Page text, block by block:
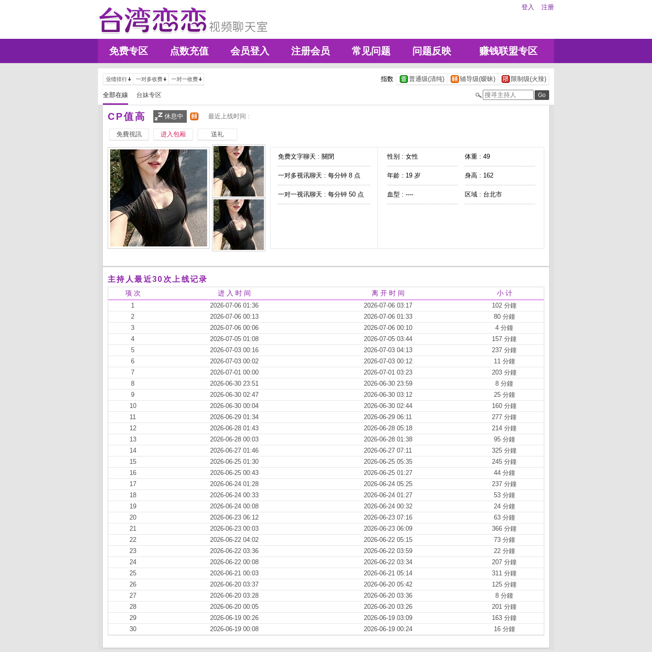
登入 注册
免费专区 点数充值 会员登入 注册会员 常见问题 问题反映 赚钱联盟专区
业绩排行 一对多收费 一对一收费 指数 普通级(清纯) 辅导级(暧昧) 限制级(火辣)
全部在線 台妹专区
CP值高 休息中 最近上线时间 :
免費視訊 进入包厢 送礼
免费文字聊天 : 關閉
一对多视讯聊天 : 每分钟 8 点
一对一视讯聊天 : 每分钟 50 点
性别 : 女性 体重 : 49
年龄 : 19 岁 身高 : 162
血型 : ---- 区域 : 台北市
主持人最近30次上线记录
项 次 进 入 时 间 离 开 时 间 小 计
1 2026-07-06 01:36 2026-07-06 03:17
102 分鐘
2
2026-07-06 00:13 2026-07-06 01:33
80 分鐘
3
2026-07-06 00:06 2026-07-06 00:10
4 分鐘
4
2026-07-05 01:08 2026-07-05 03:44
157 分鐘
5
2026-07-03 00:16 2026-07-03 04:13
237 分鐘
6
2026-07-03 00:02 2026-07-03 00:12
11 分鐘
7
2026-07-01 00:00 2026-07-01 03:23
203 分鐘
8
2026-06-30 23:51 2026-06-30 23:59
8 分鐘
9
2026-06-30 02:47 2026-06-30 03:12
25 分鐘
10
2026-06-30 00:04 2026-06-30 02:44
160 分鐘
11
2026-06-29 01:34 2026-06-29 06:11
277 分鐘
12
2026-06-28 01:43 2026-06-28 05:18
214 分鐘
13
2026-06-28 00:03 2026-06-28 01:38
95 分鐘
14
2026-06-27 01:46 2026-06-27 07:11
325 分鐘
15
2026-06-25 01:30 2026-06-25 05:35
245 分鐘
16
2026-06-25 00:43 2026-06-25 01:27
44 分鐘
17
2026-06-24 01:28 2026-06-24 05:25
237 分鐘
18
2026-06-24 00:33 2026-06-24 01:27
53 分鐘
19
2026-06-24 00:08 2026-06-24 00:32
24 分鐘
20
2026-06-23 06:12 2026-06-23 07:16
63 分鐘
21
2026-06-23 00:03 2026-06-23 06:09
366 分鐘
22
2026-06-22 04:02 2026-06-22 05:15
73 分鐘
23
2026-06-22 03:36 2026-06-22 03:59
22 分鐘
24
2026-06-22 00:08 2026-06-22 03:34
207 分鐘
25
2026-06-21 00:03 2026-06-21 05:14
311 分鐘
26
2026-06-20 03:37 2026-06-20 05:42
125 分鐘
27
2026-06-20 03:28 2026-06-20 03:36
8 分鐘
28
2026-06-20 00:05 2026-06-20 03:26
201 分鐘
29
2026-06-19 00:26 2026-06-19 03:09
163 分鐘
30
2026-06-19 00:08 2026-06-19 00:24 16 分鐘